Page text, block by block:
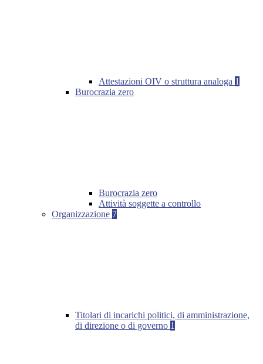
Attestazioni OIV o struttura analoga 1
Burocrazia zero
Burocrazia zero
Attività soggette a controllo
Organizzazione 7
Titolari di incarichi politici, di amministrazione,
di direzione o di governo 1